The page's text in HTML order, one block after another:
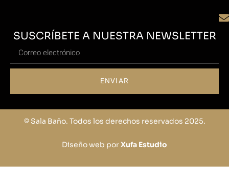
SUSCRÍBETE A NUESTRA NEWSLETTER
ENVIAR
© Sala Baño. Todos los derechos reservados 2025.
Diseño web porXufa Estudio